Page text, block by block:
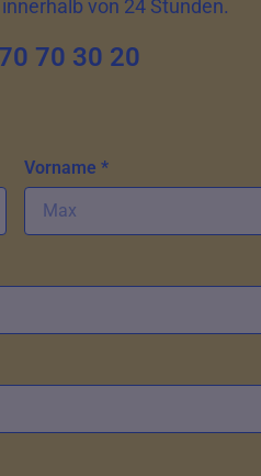
von 24 Stunden.
70 30 20
Vorname *